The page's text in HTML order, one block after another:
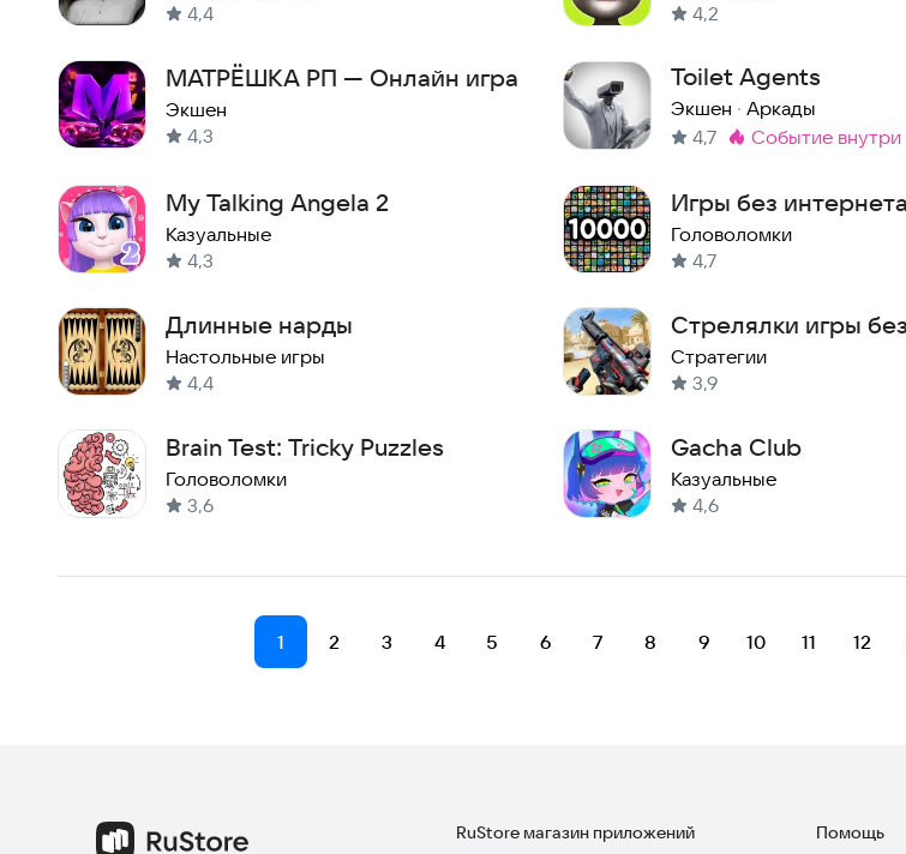
4,4
4,2
МАТРЁШКА РП — Онлайн игра
Экшен
4,3
Toilet Agents
Экшен · Аркады
4,7
Метка:
событие внутри
My Talking Angela 2
Казуальные
4,3
Игры без
офлайн
Головоломки
4,7
Длинные нарды
Настольные игры
4,4
Стрелялки игры без
интернета
Стратегии
3,9
Brain Test: Tricky Puzzles
Головоломки
3,6
Gacha Club
Казуальные
4,6
1 2 3 4 5 6 7 8 9 10 11 12
RuStore магазин приложений
Помощь